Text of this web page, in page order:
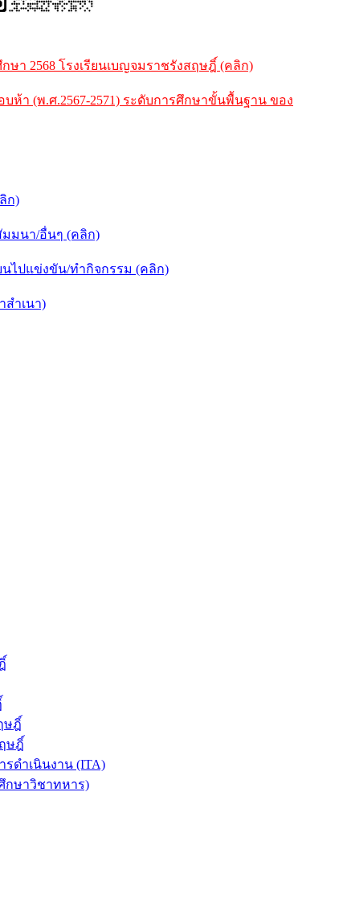
ษา 2568 โรงเรียนเบญจมราชรังสฤษฎิ์ (คลิก)
ห้า (พ.ศ.2567-2571) ระดับการศึกษาขั้นพื้นฐาน ของ
ก)
มนา/อื่นๆ (คลิก)
ไปแข่งขัน/ทำกิจกรรม (คลิก)
สำเนา)
ษฎิ์
ษฎิ์
ดำเนินงาน (ITA)
กษาวิชาทหาร)